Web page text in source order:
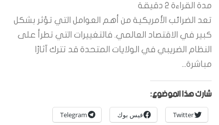
مدة القراءة 2 دقيقة
تعد الضرائب الأمريكية من أهم العوامل التي تؤثر بشكل
كبير في الاقتصاد العالمي. فالتغييرات التي تطرأ على
النظام الضريبي في الولايات المتحدة قد تترك آثارًا
مباشرة...
شارك هذا الموضوع:
Twitter فيس بوك Telegram